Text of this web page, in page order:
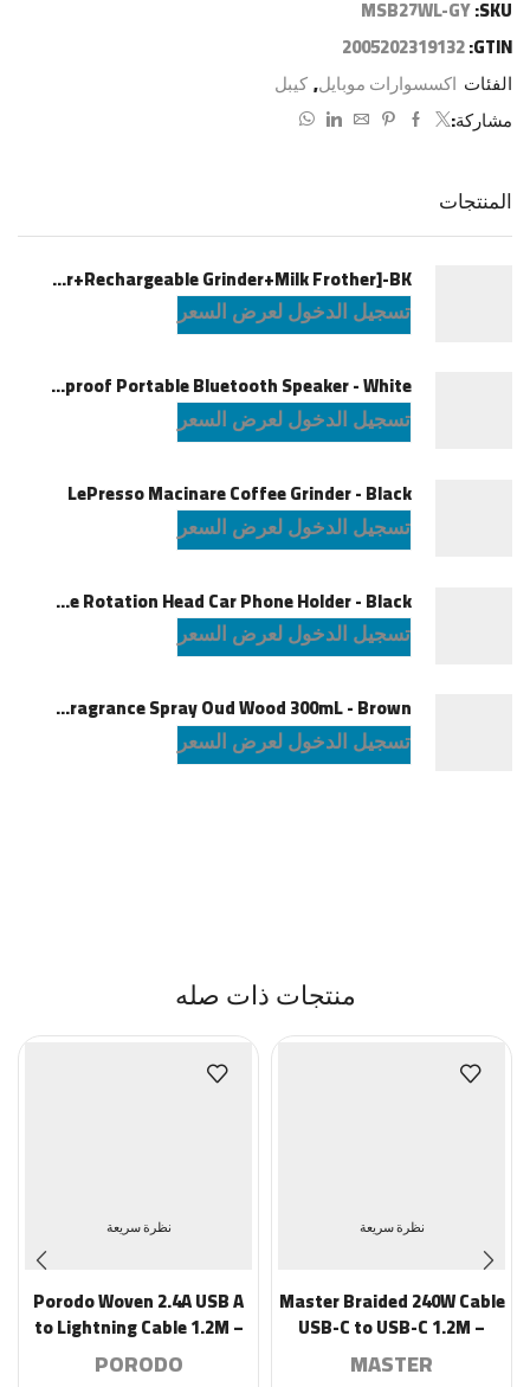
SKU:
MSB27WL-GY
GTIN:
2005202319132
الفئات اكسسوارات موبايل,كيبل
مشاركة:
المنتجات
LePresso Brewology Coffee Kit [Espresso Maker+Rechargeable Grinder+Milk Frother]-BK
تسجيل الدخول لعرض السعر
JBL Charge6 Splashproof Portable Bluetooth Speaker - White
تسجيل الدخول لعرض السعر
LePresso Macinare Coffee Grinder - Black
تسجيل الدخول لعرض السعر
Powerology Logan Magsafe 360 Degree Rotation Head Car Phone Holder - Black
تسجيل الدخول لعرض السعر
Green Lion Fragrance Spray Oud Wood 300mL - Brown
تسجيل الدخول لعرض السعر
منتجات ذات صله
نظرة سريعة
Master Braided 240W Cable
USB-C to USB-C 1.2M –
Black
MASTER
نظرة سريعة
Porodo Woven 2.4A USB A
to Lightning Cable 1.2M –
White
PORODO